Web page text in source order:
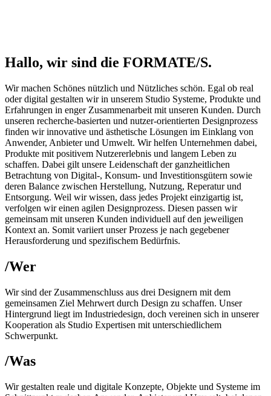
Hallo, wir sind die FORMATE/S.
Wir machen Schönes nützlich und Nützliches schön. Egal ob real
oder digital gestalten wir in unserem Studio Systeme, Produkte und
Erfahrungen in enger Zusammenarbeit mit unseren Kunden. Durch
unseren recherche-basierten und nutzer-orientierten Designprozess
finden wir innovative und ästhetische Lösungen im Einklang von
Anwender, Anbieter und Umwelt. Wir helfen Unternehmen dabei,
Produkte mit positivem Nutzererlebnis und langem Leben zu
schaffen. Dabei gilt unsere Leidenschaft der ganzheitlichen
Betrachtung von Digital-, Konsum- und Investitionsgütern sowie
deren Balance zwischen Herstellung, Nutzung, Reperatur und
Entsorgung. Weil wir wissen, dass jedes Projekt einzigartig ist,
verfolgen wir einen agilen Designprozess. Diesen passen wir
gemeinsam mit unseren Kunden individuell auf den jeweiligen
Kontext an. Somit variiert unser Prozess je nach gegebener
Herausforderung und spezifischem Bedürfnis.
/Wer
Wir sind der Zusammenschluss aus drei Designern mit dem
gemeinsamen Ziel Mehrwert durch Design zu schaffen. Unser
Hintergrund liegt im Industriedesign, doch vereinen sich in unserer
Kooperation als Studio Expertisen mit unterschiedlichem
Schwerpunkt.
/Was
Wir gestalten reale und digitale Konzepte, Objekte und Systeme im